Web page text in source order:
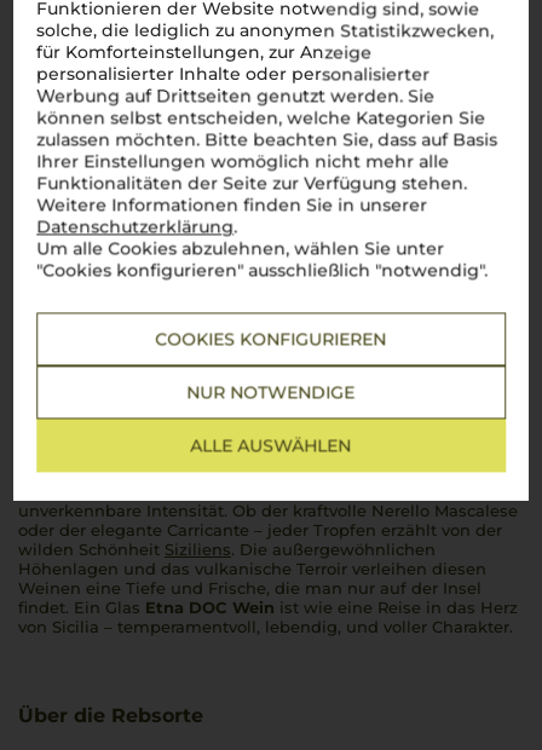
Funktionieren der Website notwendig sind, sowie
solche, die lediglich zu anonymen Statistikzwecken,
für Komforteinstellungen, zur Anzeige
personalisierter Inhalte oder personalisierter
Werbung auf Drittseiten genutzt werden. Sie
können selbst entscheiden, welche Kategorien Sie
zulassen möchten. Bitte beachten Sie, dass auf Basis
Ihrer Einstellungen womöglich nicht mehr alle
Funktionalitäten der Seite zur Verfügung stehen.
Weitere Informationen finden Sie in unserer
Datenschutzerklärung.
Um alle Cookies abzulehnen, wählen Sie unter
"Cookies konfigurieren" ausschließlich "notwendig".
COOKIES KONFIGURIEREN
NUR NOTWENDIGE
ALLE AUSWÄHLEN
Über die Region
Am Fuße des imposantenÄtna, wo sich Weinberge in die
dramatische, vulkanische Landschaft schmiegen, entstehen
die einzigartigen Weine desEtna DOC. Hier trifft sizilianische
Sonne auf kühle Meeresbrisen, und der fruchtbare,
unverkennbare Intensität. Ob der kraftvolle Nerello Mascalese
oder der elegante Carricante – jeder Tropfen erzählt von der
wilden Schönheit Siziliens. Die außergewöhnlichen
Höhenlagen und das vulkanische Terroir verleihen diesen
Weinen eine Tiefe und Frische, die man nur auf der Insel
findet. Ein Glas Etna DOC Wein ist wie eine Reise in das Herz
von Sicilia – temperamentvoll, lebendig, und voller Charakter.
Über die Rebsorte